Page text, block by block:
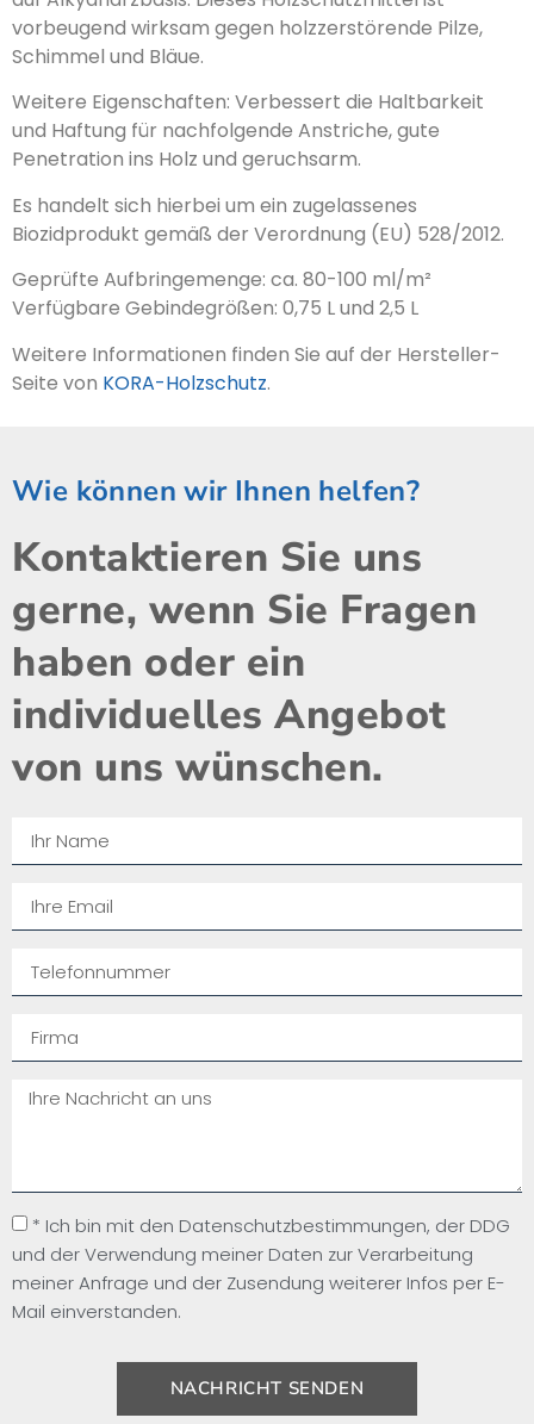
vorbeugend wirksam gegen holzzerstörende Pilze,
Schimmel und Bläue.
Weitere Eigenschaften: Verbessert die Haltbarkeit
und Haftung für nachfolgende Anstriche, gute
Penetration ins Holz und geruchsarm.
Es handelt sich hierbei um ein zugelassenes
Biozidprodukt gemäß der Verordnung (EU) 528/2012.
Geprüfte Aufbringemenge: ca. 80-100 ml/m²
Verfügbare Gebindegrößen: 0,75 L und 2,5 L
Weitere Informationen finden Sie auf der Hersteller-
Seite von KORA-Holzschutz.
Wie können wir Ihnen helfen?
Kontaktieren Sie uns
gerne, wenn Sie Fragen
haben oder ein
individuelles Angebot
von uns wünschen.​
* Ich bin mit den Datenschutzbestimmungen, der DDG
und der Verwendung meiner Daten zur Verarbeitung
meiner Anfrage und der Zusendung weiterer Infos per E-
Mail einverstanden.
NACHRICHT SENDEN